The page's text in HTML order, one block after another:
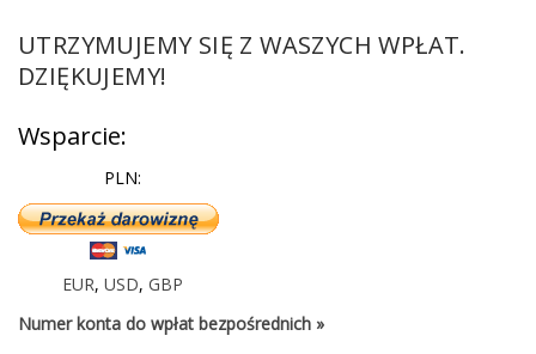
UTRZYMUJEMY SIĘ Z WASZYCH WPŁAT.
DZIĘKUJEMY!
Wsparcie:
PLN:
EUR, USD, GBP
Numer konta do wpłat bezpośrednich »